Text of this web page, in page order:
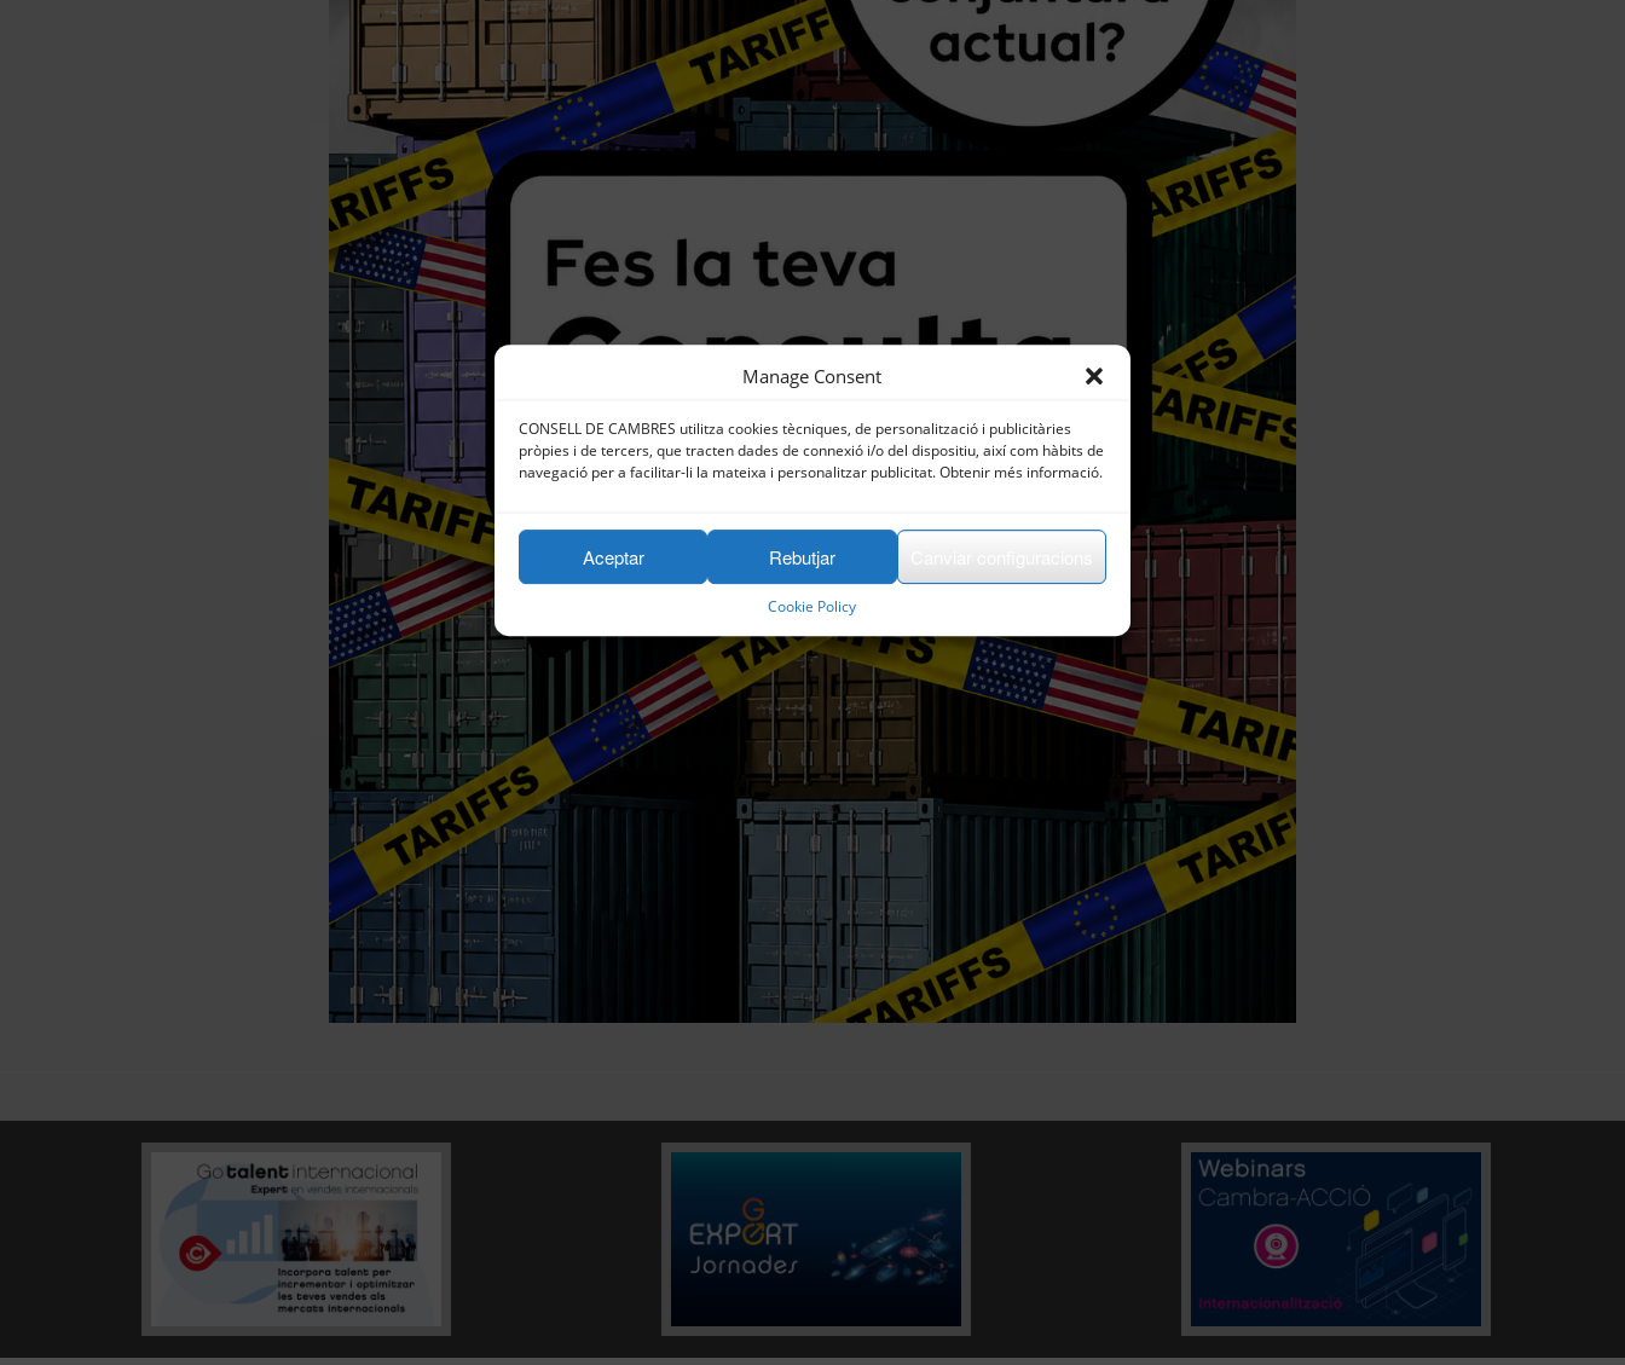
Manage Consent
CONSELL DE CAMBRES utilitza cookies tècniques, de personalització i publicitàries
pròpies i de tercers, que tracten dades de connexió i/o del dispositiu, així com hàbits de
navegació per a facilitar-li la mateixa i personalitzar publicitat. Obtenir més informació.
Aceptar Rebutjar
Cookie Policy